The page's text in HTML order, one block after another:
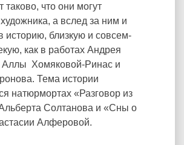
таково, что они могут
а вслед за ним и
историю, близкую и совсем-
как в работах Андрея
Аллы Хомяковой-Ринас и
Тема истории
натюрмортах «Разговор из
Солтанова и «Сны о
Алферовой.